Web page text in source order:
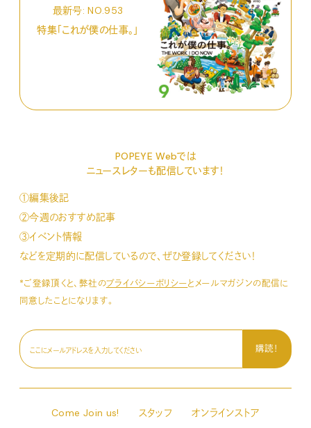
最新号: NO.953
特集「これが僕の仕事。」
POPEYE Webでは
ニュースレターも配信しています！
①編集後記
②今週のおすすめ記事
③イベント情報
などを定期的に配信しているので、ぜひ登録してください！
*ご登録頂くと、弊社のプライバシーポリシーとメールマガジンの配信に
同意したことになります。
Come Join us! スタッフ オンラインストア